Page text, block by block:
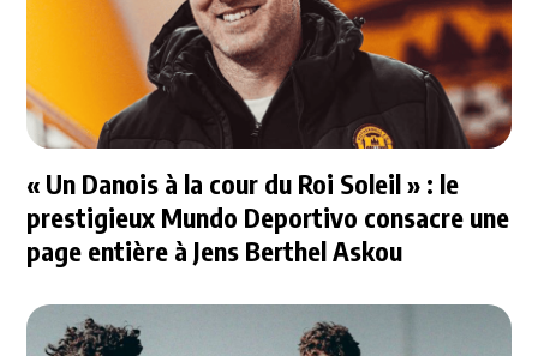
« Un Danois à la cour du Roi Soleil » : le
prestigieux Mundo Deportivo consacre une
page entière à Jens Berthel Askou